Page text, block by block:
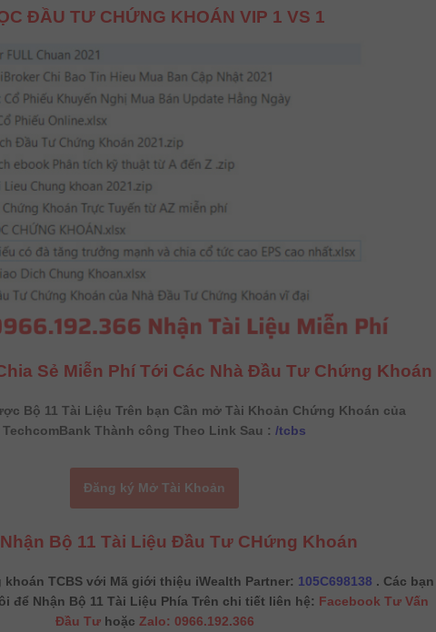
ĐẦU TƯ CHỨNG KHOÁN VIP 1 VS 1
Sẻ Miễn Phí Tới Các Nhà Đầu Tư Chứng Khoán
Bộ 11 Tài Liệu Trên bạn Cần mở Tài Khoản Chứng Khoán của
TechcomBank Thành công Theo Link Sau : /tcbs
Đăng ký Mở Tài Khoản
Bộ 11 Tài Liệu Đầu Tư CHứng Khoán
TCBS với Mã giới thiệu iWealth Partner: 105C698138 . Các bạn
để Nhận Bộ 11 Tài Liệu Phía Trên chi tiết liên hệ: Facebook Tư Vấn
Đầu Tưhoặc Zalo: 0966.192.366